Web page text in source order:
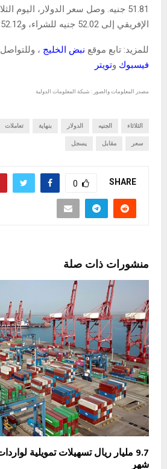
51.81 جنيه. وصل سعر الدولار، اليوم
الإفريقي إلى 52.02 جنيه للشراء، و52.12 جنيه للبيع.
للمزيد: تابع موقع نبض الخليج ،
فيسبوك وتويتر
مصدر المعلومات والصور : شبكة المعلومات الدولية
الثلاثاء الجنيه الدولار بنهاية تعاملات
سعر مقابل يسجل
SHARE
0
منشورات ذات صلة
9.7 مليار ريال تسهيلات تمويلية
شهر